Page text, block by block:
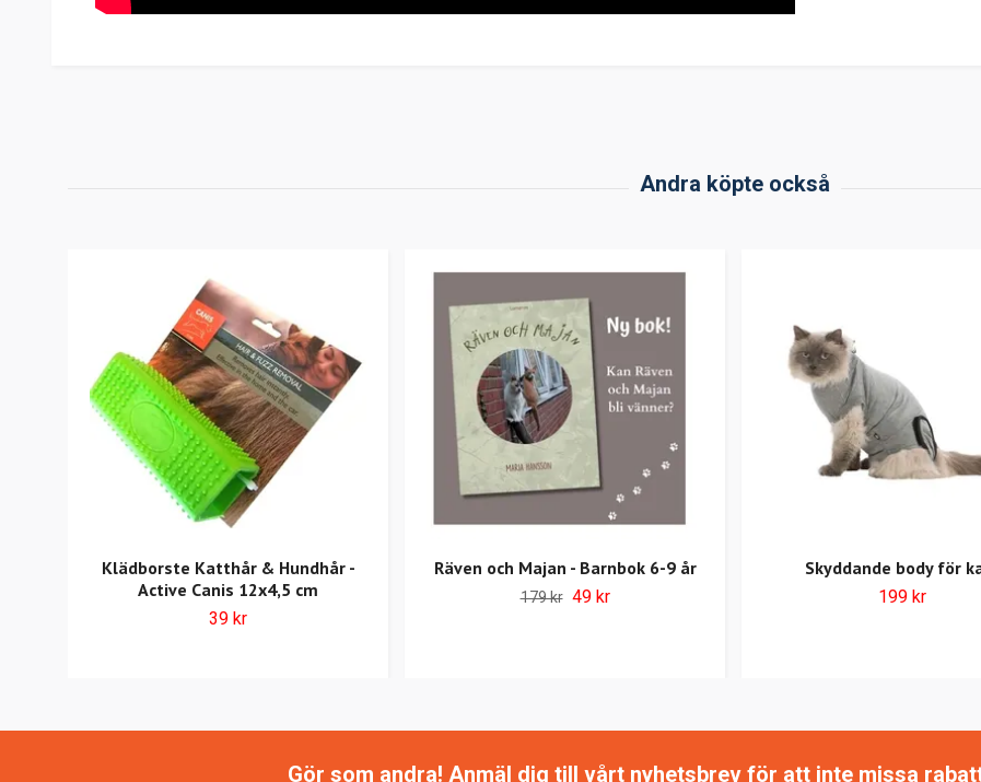
Klädborste Katthår & Hundhår -
Active Canis 12x4,5 cm
39 kr
Räven och Majan - Barnbok 6-9 år
179 kr 49 kr
Skyddande body för
199 kr
Gör som andra! Anmäl dig till vårt nyhetsbrev för att inte missa